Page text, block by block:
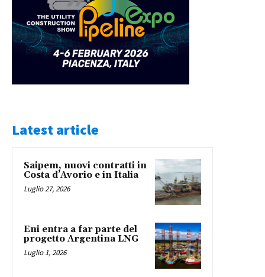
Latest article
Saipem, nuovi contratti in
Costa d’Avorio e in Italia
Luglio 27, 2026
Eni entra a far parte del
progetto Argentina LNG
Luglio 1, 2026